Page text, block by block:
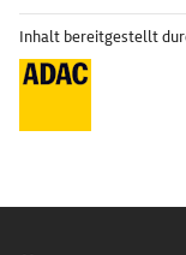
Inhalt bereitgestellt